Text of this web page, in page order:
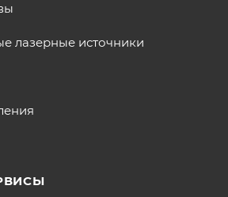
лазерные источники